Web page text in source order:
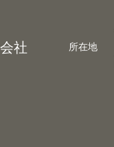
社 所在地